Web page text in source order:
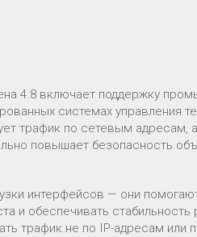
4.8 включает поддержку
системах управления
трафик по сетевым адресам,
повышает безопасность
интерфейсов — они
и обеспечивать
трафик не по IP-адресам или